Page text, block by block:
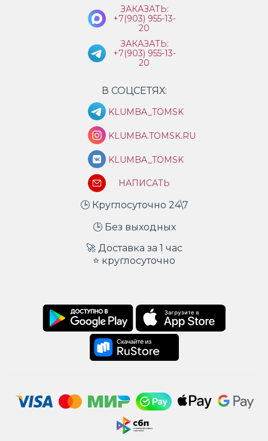
ЗАКАЗАТЬ:
+7(903) 955-13-
20
ЗАКАЗАТЬ:
+7(903) 955-13-
20
В СОЦСЕТЯХ:
KLUMBA_TOMSK
KLUMBA.TOMSK.RU
KLUMBA_TOMSK
НАПИСАТЬ
🕒 Круглосуточно 24\7
🕒 Без выходных
🚀 Доставка за 1 час
⭐ круглосуточно